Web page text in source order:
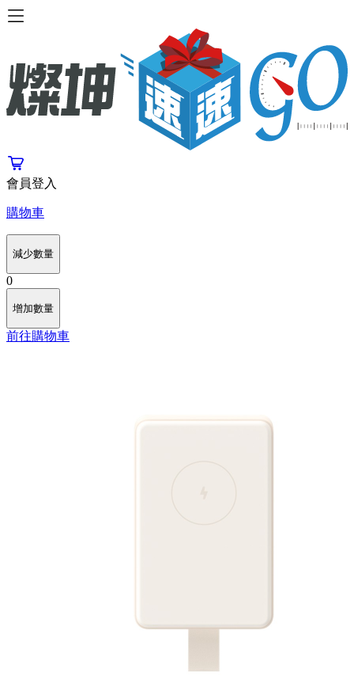
會員登入
購物車
減少數量
0
增加數量
前往購物車